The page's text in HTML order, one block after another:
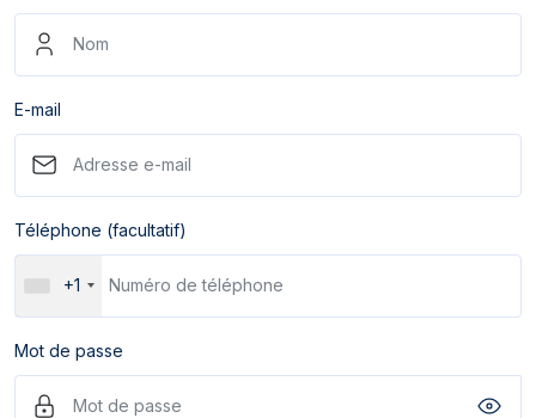
E-mail
Téléphone (facultatif)
+1
Mot de passe